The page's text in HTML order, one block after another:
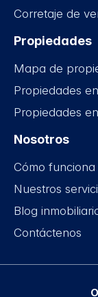
Corretaje de
Propiedades
Mapa de
Propiedades
Propiedades
Nosotros
Cómo funciona
Nuestros
Blog
Contáctenos